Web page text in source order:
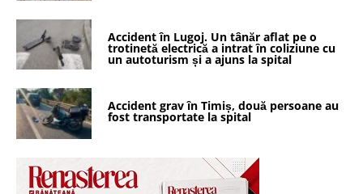
Accident în Lugoj. Un tânăr aflat pe o
trotinetă electrică a intrat în coliziune cu
un autoturism și a ajuns la spital
Accident grav în Timiș, două persoane au
fost transportate la spital